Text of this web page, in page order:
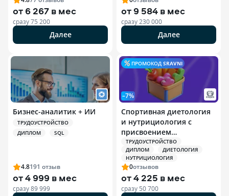
от 6 267 в мес
сразу75 200
Далее
от9 584 в мес
сразу 230 000
Далее
Бизнес-аналитик + ИИ
ТРУДОУСТРОЙСТВО
ДИПЛОМ
SQL
4.8191 отзыв
от4 999 в мес
сразу89 999
ПРОМОКОД SRAVNI
–7%
Спортивная диетология
и нутрициология с
присвоением
квалификации
Специалист по
спортивной
нутрициологии
ТРУДОУСТРОЙСТВО
ДИПЛОМ
ДИЕТОЛОГИЯ
НУТРИЦИОЛОГИЯ
0отзывов
от4 225 в мес
сразу 50 700